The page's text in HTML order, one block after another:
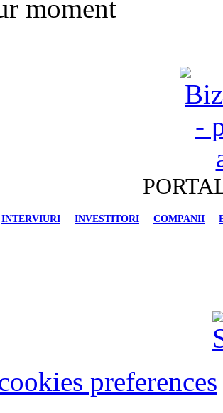
INTERVIURI INVESTITORI COMPANII
preferences